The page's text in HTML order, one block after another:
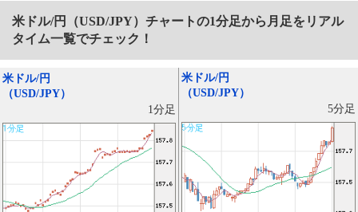
米ドル/円（USD/JPY） チャートの1分足から月足をリアル
タイム一覧でチェック！
米ドル/円
（USD/JPY）
1分足
米ドル/円
（USD/JPY）
5分足